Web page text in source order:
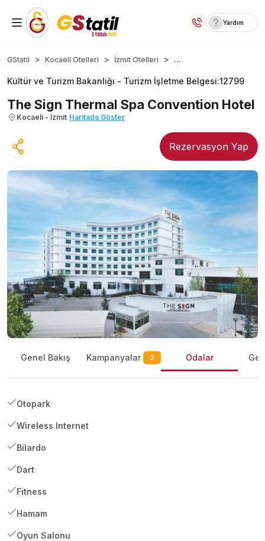
Yurt İçi Oteller
Temalı Oteller
Kıbrıs Otelleri
Taraftar Otelleri
Yurt Dışı Turlar
Yardım
GStatil Kocaeli Otelleri İzmit Otelleri ...
Kültür ve Turizm Bakanlığı - Turizm İşletme Belgesi:12799
The Sign Thermal Spa Convention Hotel
Kocaeli - İzmit Haritada Göster
Rezervasyon Yap
Genel Bakış Kampanyalar 2 Odalar
Otopark
Wireless Internet
Bilardo
Dart
Fitness
Hamam
Oyun Salonu